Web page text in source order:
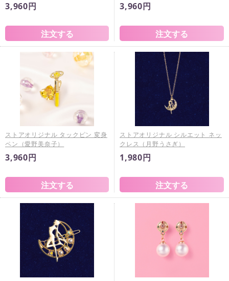
3,960円 3,960円
ストアオリジナル タックピン 変身
ペン（愛野美奈子）
3,960円
ストアオリジナル シルエット ネッ
クレス（月野うさぎ）
1,980円